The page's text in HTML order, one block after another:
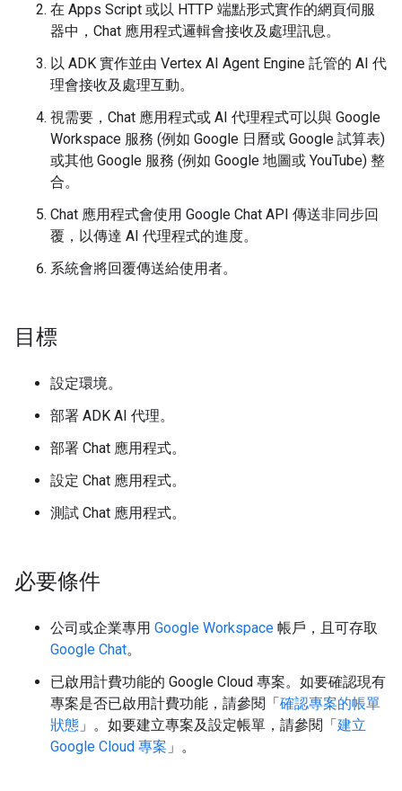
在 Apps Script 或以 HTTP 端點形式實作的網頁伺服
器中，Chat 應用程式邏輯會接收及處理訊息。
以 ADK 實作並由 Vertex AI Agent Engine 託管的 AI 代
理會接收及處理互動。
視需要，Chat 應用程式或 AI 代理程式可以與 Google
Workspace 服務 (例如 Google 日曆或 Google 試算表)
或其他 Google 服務 (例如 Google 地圖或 YouTube) 整
合。
Chat 應用程式會使用 Google Chat API 傳送非同步回
覆，以傳達 AI 代理程式的進度。
系統會將回覆傳送給使用者。
目標
設定環境。
部署 ADK AI 代理。
部署 Chat 應用程式。
設定 Chat 應用程式。
測試 Chat 應用程式。
必要條件
公司或企業專用 Google Workspace 帳戶，且可存取
Google Chat。
已啟用計費功能的 Google Cloud 專案。如要確認現有
專案是否已啟用計費功能，請參閱「 確認專案的帳單
狀態 」。如要建立專案及設定帳單，請參閱「 建立
Google Cloud 專案 」。